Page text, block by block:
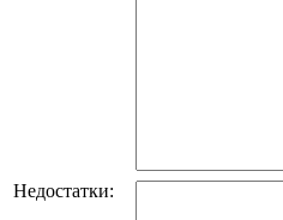
Недостатки: